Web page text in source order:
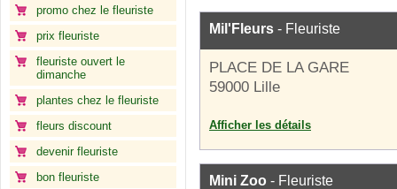
promo chez le fleuriste
prix fleuriste
fleuriste ouvert le
dimanche
plantes chez le fleuriste
fleurs discount
devenir fleuriste
bon fleuriste
Mil'Fleurs - Fleuriste
PLACE DE LA GARE
59000 Lille
Afficher les détails
Mini Zoo - Fleuriste